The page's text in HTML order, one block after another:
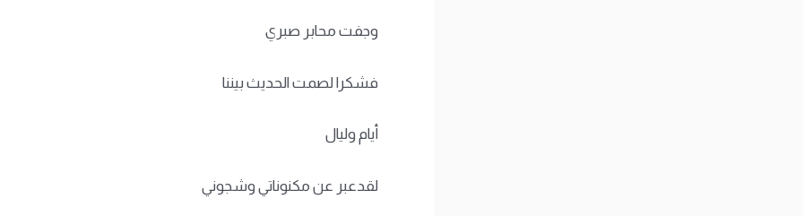
وجفت محابر صبري
فشكرا لصمت الحديث بيننا
أيام وليال
لقدعبر عن مكنوناتي وشجوني